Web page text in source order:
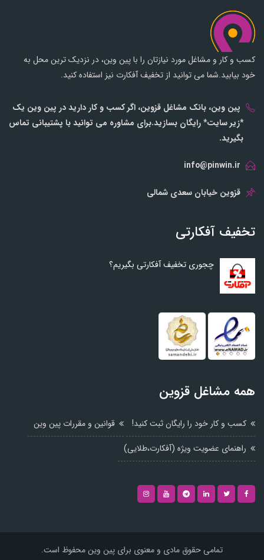
کسب و کار و مشاغل مورد نیازتان را با پین وین، در نزدیک ترین محل به
خود بیابید.شما می توانید از تخفیف آفکارت نیز استفاده کنید.
پین وین، بانک مشاغل قزوین، اگر کسب و کار دارید در پین وین یک
*زیر سایت* رایگان بسازید.برای مشاوره می توانید با پشتیبانی تماس
بگیرید.
info@pinwin.ir
قزوین خیابان سعدی شمالی
تخفیف آفکارتی
چجوری تخفیف آفکارتی بگیریم؟
همه مشاغل قزوین
کسب و کار خود را رایگان ثبت کنید!
قوانین و مقررات پین وین
راهنمای عضویت ویژه (آفکارت،طلایی)
تمامی حقوق مادی و معنوی برای پین وین محفوظ است.